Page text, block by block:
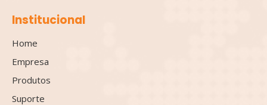
Institucional
Home
Empresa
Produtos
Suporte